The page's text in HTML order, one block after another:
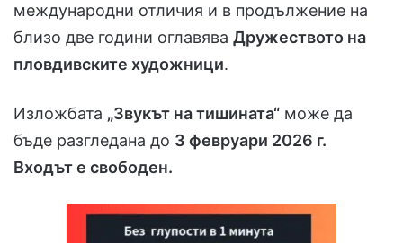
международни отличия и в продължение на
близо две години оглавява Дружеството на
пловдивските художници.
Изложбата „Звукът на тишината“ може да
бъде разгледана до 3 февруари 2026 г.
Входът е свободен.